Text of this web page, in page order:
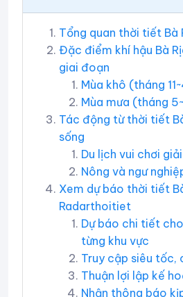
Tổng quan thời tiết Bà
Đặc điểm khí hậu Bà
giai đoạn
Mùa khô (tháng
Mùa mưa (tháng
Tác động từ thời tiết
sống
Du lịch vui chơi
Nông và ngư
Xem dự báo thời tiết
Radarthoitiet
Dự báo chi tiết
từng khu vực
Truy cập siêu tốc,
Thuận lợi lập kế
Nhận thông báo